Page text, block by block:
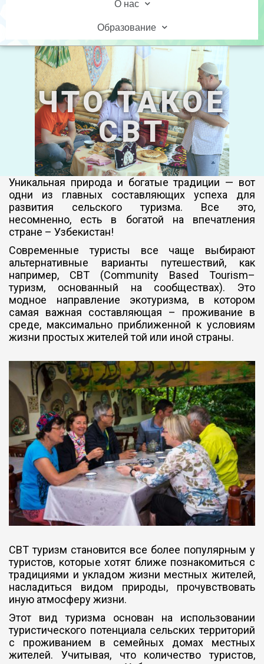
О нас
Образование
ЧТО ТАКОЕ
CBT
Уникальная природа и богатые традиции — вот
одни из главных составляющих успеха для
развития сельского туризма. Все это,
несомненно, есть в богатой на впечатления
стране – Узбекистан!
Современные туристы все чаще выбирают
альтернативные варианты путешествий, как
например, CBT (Community Based Tourism–
туризм, основанный на сообществах). Это
модное направление экотуризма, в котором
самая важная составляющая – проживание в
среде, максимально приближенной к условиям
жизни простых жителей той или иной страны.
CBT туризм становится все более популярным у
туристов, которые хотят ближе познакомиться с
традициями и укладом жизни местных жителей,
насладиться видом природы, прочувствовать
иную атмосферу жизни.
Этот вид туризма основан на использовании
туристического потенциала сельских территорий
с проживанием в семейных домах местных
жителей. Учитывая, что количество туристов,